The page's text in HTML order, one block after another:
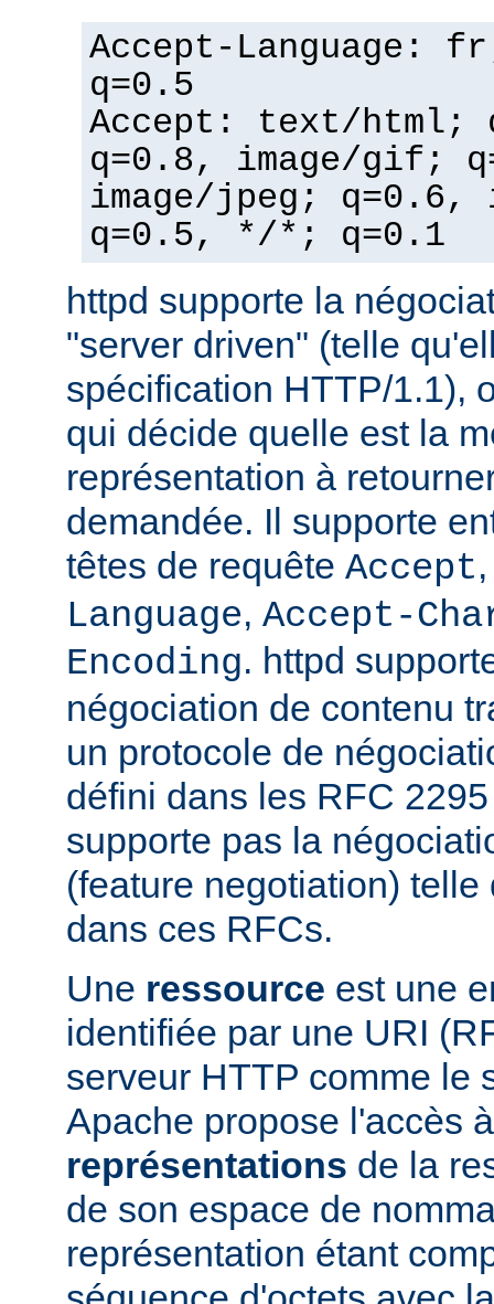
Accept-Language:
q=0.5
Accept: text/html;
q=0.8, image/gif;
image/jpeg; q=0.6,
q=0.5, */*; q=0.1
httpd supporte la
"server driven" (telle
spécification HTTP/1.1),
qui décide quelle est la
représentation à
demandée. Il supporte
têtes de requête Accept
Language, Accept-
Encoding. httpd
négociation de contenu
un protocole de
défini dans les RFC
supporte pas la
(feature negotiation)
dans ces RFCs.
Une ressource est une
identifiée par une URI
serveur HTTP comme le
Apache propose l'accès
représentations de la
de son espace de
représentation étant